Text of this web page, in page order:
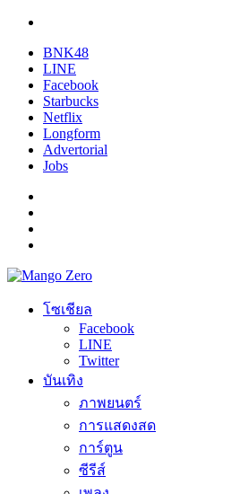
BNK48
LINE
Facebook
Starbucks
Netflix
Longform
Advertorial
Jobs
โซเชียล
Facebook
LINE
Twitter
บันเทิง
ภาพยนตร์
การแสดงสด
การ์ตูน
ซีรีส์